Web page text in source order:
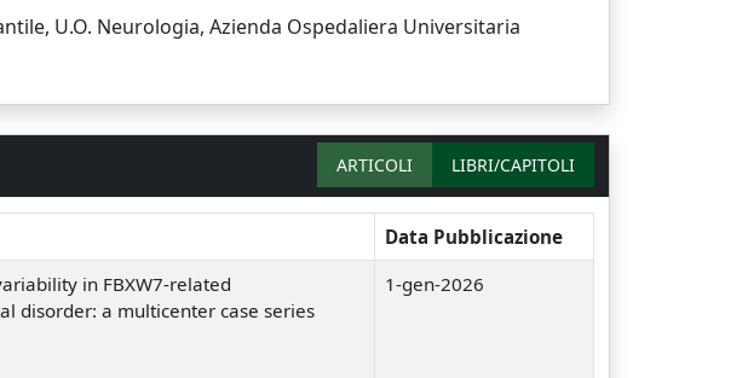
U.O. Neurologia, Azienda Ospedaliera Universitaria
ARTICOLI LIBRI/CAPITOLI
Data Pubblicazione
in FBXW7-related
disorder: a multicenter case series
1-gen-2026